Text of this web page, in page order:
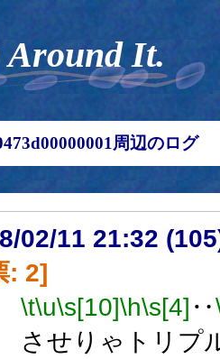
Around It.
周辺のログ
02/11 21:32
: 2]
\t\u\s[10]\h\s[4] ‥
させりゃトリプ